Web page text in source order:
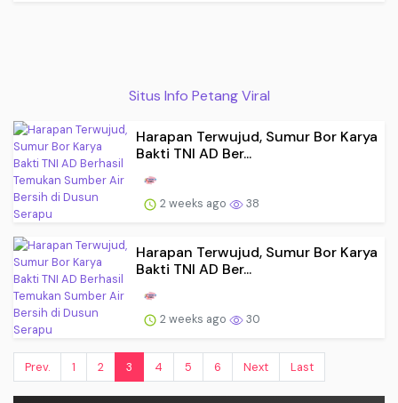
Situs Info Petang Viral
Harapan Terwujud, Sumur Bor Karya
Bakti TNI AD Ber...
2 weeks ago 38
Harapan Terwujud, Sumur Bor Karya
Bakti TNI AD Ber...
2 weeks ago 30
Prev. 1 2 3 4 5 6 Next Last